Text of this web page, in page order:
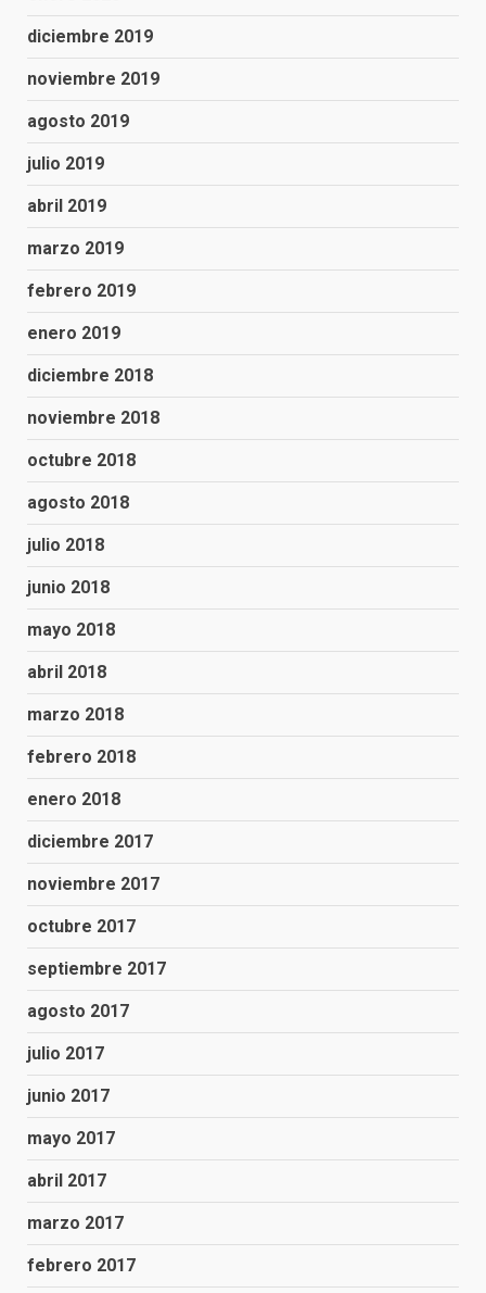
diciembre 2019
noviembre 2019
agosto 2019
julio 2019
abril 2019
marzo 2019
febrero 2019
enero 2019
diciembre 2018
noviembre 2018
octubre 2018
agosto 2018
julio 2018
junio 2018
mayo 2018
abril 2018
marzo 2018
febrero 2018
enero 2018
diciembre 2017
noviembre 2017
octubre 2017
septiembre 2017
agosto 2017
julio 2017
junio 2017
mayo 2017
abril 2017
marzo 2017
febrero 2017